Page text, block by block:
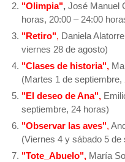
"Olimpia", José Manuel
horas, 20:00 – 24:00
"Retiro", Daniela
viernes 28 de agosto)
"Clases de historia",
(Martes 1 de septiembre,
"El deseo de Ana",
septiembre, 24 horas)
"Observar las aves",
(Viernes 4 y sábado 5
"Tote_Abuelo", María